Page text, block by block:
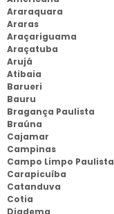
Araraquara
Araras
Araçariguama
Araçatuba
Arujá
Atibaia
Barueri
Bauru
Bragança Paulista
Braúna
Cajamar
Campinas
Campo Limpo Paulista
Carapicuíba
Catanduva
Cotia
Diadema